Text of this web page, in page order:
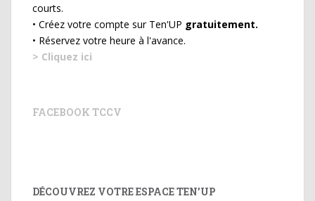
courts.
• Créez votre compte sur Ten'UP gratuitement.
• Réservez votre heure à l'avance.
> Cliquez ici
FACEBOOK TCCV
DÉCOUVREZ VOTRE ESPACE TEN’UP